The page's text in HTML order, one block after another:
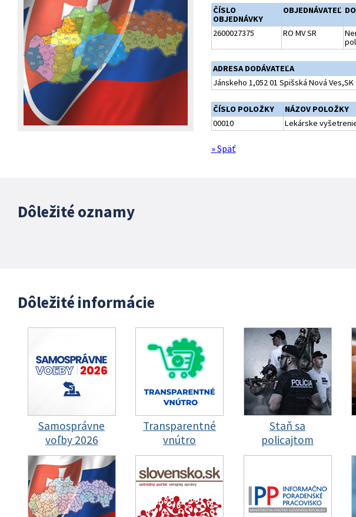
ČÍSLO
OBJEDNÁVKY
OBJEDNÁVATEĽ
2600027375 RO MV SR
ADRESA DODÁVATEĽA
Jánskeho 1,052 01 Spišská Nová Ves,SK
ČÍSLO POLOŽKY NÁZOV POLOŽKY
00010
Lekárske
» Späť
Dôležité oznamy
Dôležité informácie
Samosprávne
voľby 2026
Transparentné
vnútro
Staň sa
policajtom